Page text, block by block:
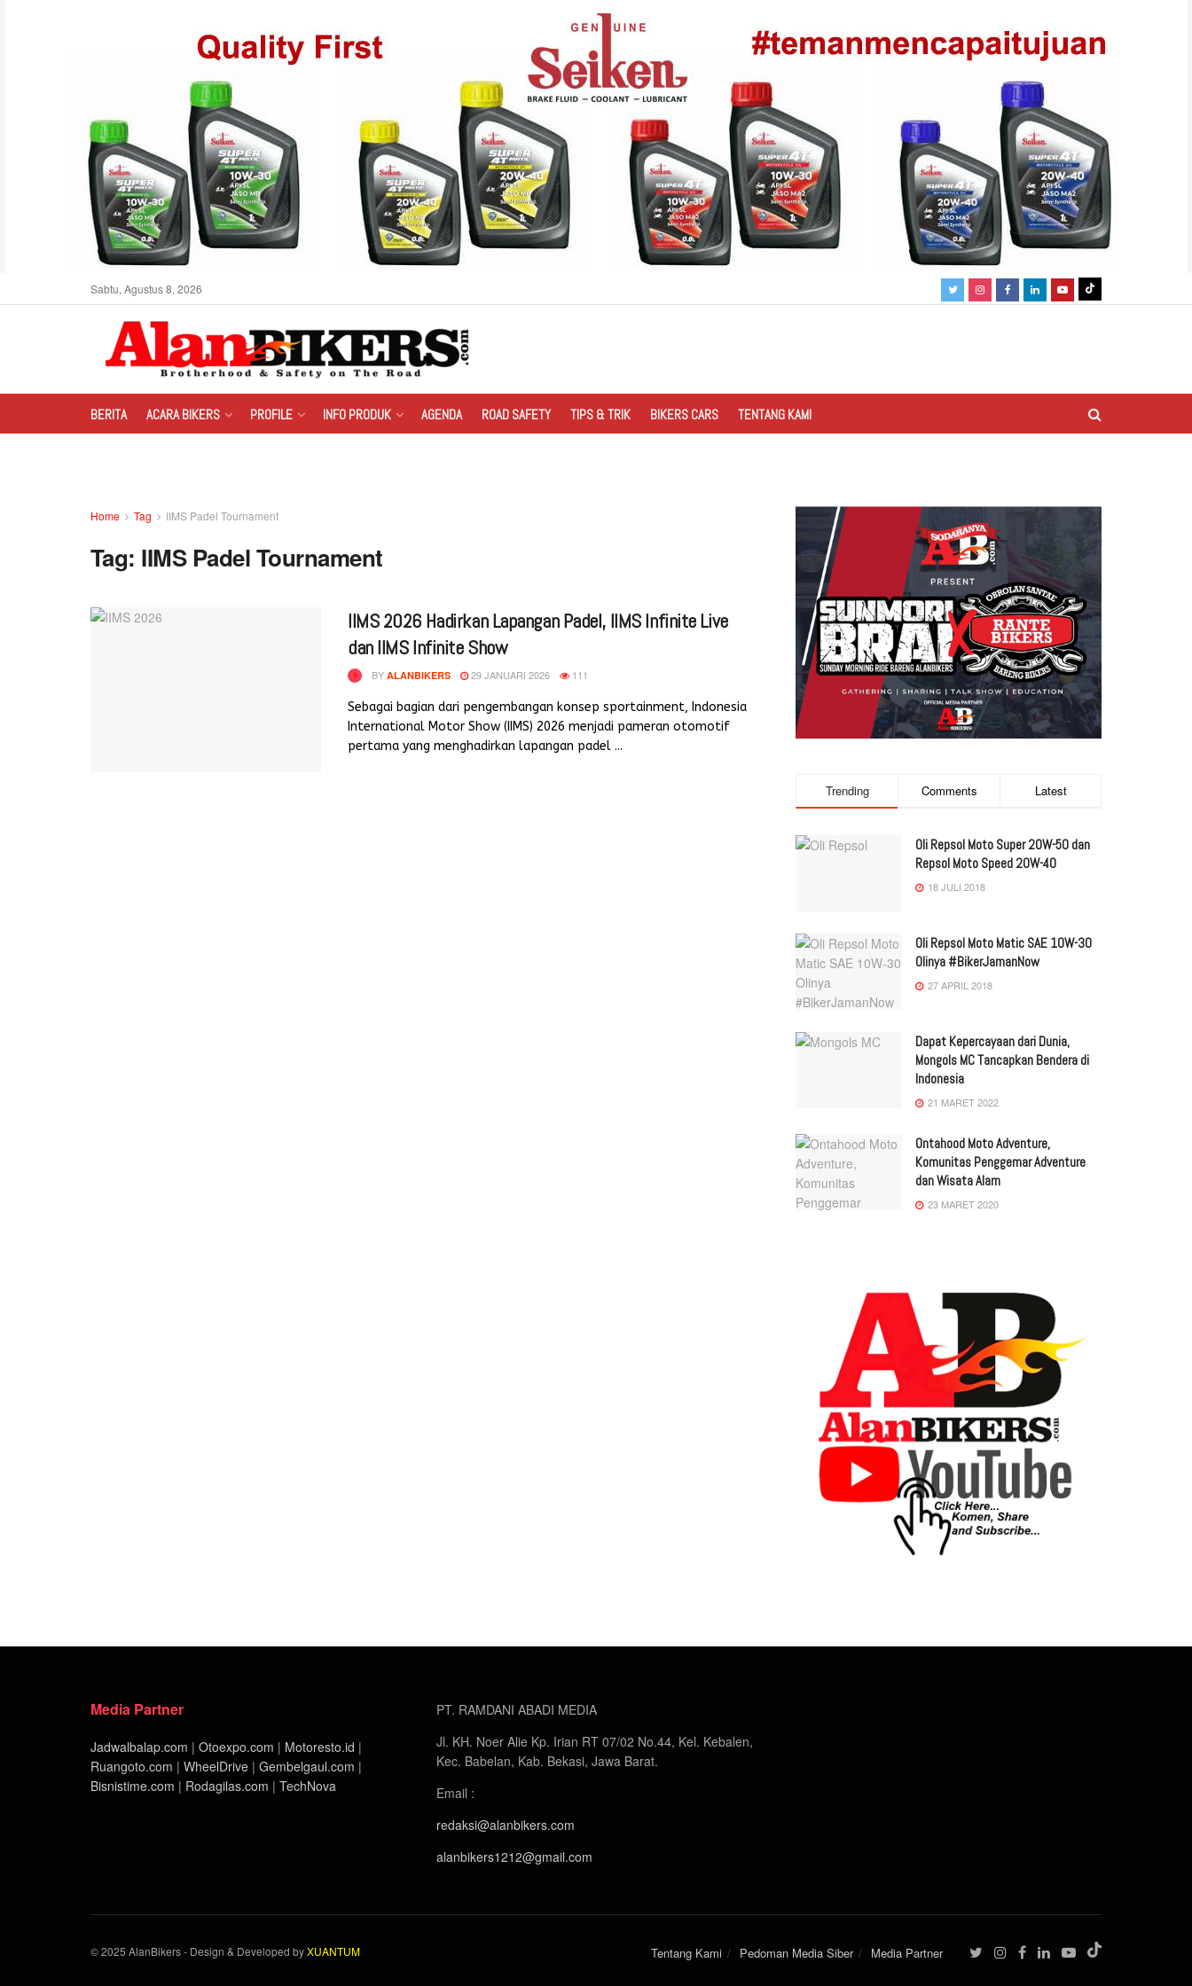
Sabtu, Agustus 8, 2026
BERITA ACARA BIKERS PROFILE INFO PRODUK AGENDA ROAD SAFETY TIPS & TRIK BIKERS CARS TENTANG KAMI
Home Tag IIMS Padel Tournament
Tag: IIMS Padel Tournament
IIMS 2026 Hadirkan Lapangan Padel, IIMS Infinite Live
dan IIMS Infinite Show
BY ALANBIKERS 29 JANUARI 2026 111
Sebagai bagian dari pengembangan konsep sportainment, Indonesia
International Motor Show (IIMS) 2026 menjadi pameran otomotif
pertama yang menghadirkan lapangan padel ...
Trending Comments Latest
Oli Repsol Moto Super 20W-50 dan
Repsol Moto Speed 20W-40
18 JULI 2018
Oli Repsol Moto Matic SAE 10W-30
Olinya #BikerJamanNow
27 APRIL 2018
Dapat Kepercayaan dari Dunia,
Mongols MC Tancapkan Bendera di
Indonesia
21 MARET 2022
Ontahood Moto Adventure,
Komunitas Penggemar Adventure
dan Wisata Alam
23 MARET 2020
Media Partner
Jadwalbalap.com | Otoexpo.com | Motoresto.id |
Ruangoto.com | WheelDrive | Gembelgaul.com |
Bisnistime.com | Rodagilas.com | TechNova
PT. RAMDANI ABADI MEDIA
Jl. KH. Noer Alie Kp. Irian RT 07/02 No.44, Kel. Kebalen,
Kec. Babelan, Kab. Bekasi, Jawa Barat.
Email :
redaksi@alanbikers.com
alanbikers1212@gmail.com
Tentang Kami Pedoman Media Siber Media Partner
© 2025 AlanBikers - Design & Developed byXUANTUM